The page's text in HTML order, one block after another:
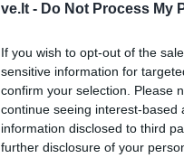
ve.lt - Do Not Process My
If you wish to opt-out of the
sensitive information for
confirm your selection. Please
continue seeing interest-
information disclosed to third
further disclosure of your
Pasaulis
Popiežius
aukas